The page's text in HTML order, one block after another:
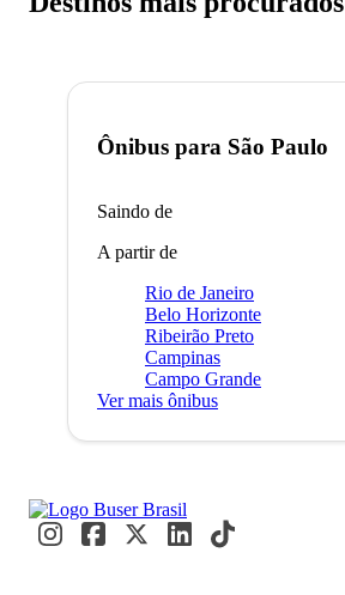
Ônibus para São Paulo
Saindo de
A partir de
Rio de Janeiro
Belo Horizonte
Ribeirão Preto
Campinas
Campo Grande
Ver mais ônibus